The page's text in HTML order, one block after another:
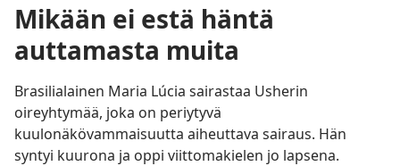
Mikään ei estä häntä
auttamasta muita
Brasilialainen Maria Lúcia sairastaa Usherin
oireyhtymää, joka on periytyvä
kuulonäkövammaisuutta aiheuttava sairaus. Hän
syntyi kuurona ja oppi viittomakielen jo lapsena.